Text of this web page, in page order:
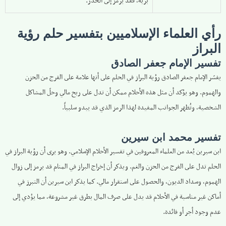
رأي العلماء الإسلاميين بتفسير حلم رؤية
البراز
تفسير الإمام جعفر الصادق
يفسّر الإمام جعفر الصادق رؤية البراز في الحلم على أنها علامة على الفرج من الحزن
والهموم. وهو يؤكد أن مثل هذه الأحلام ممكن أن تدل على ربح مالي وحلّ المشاكل
الشخصية، وتُظهر الجوانب المفيدة لهذا الرمز الذي قد يبدو سلبياً.
تفسير محمد ابن سيرين
ابن سيرين يُعد من العلماء المعروفين في تفسير الأحلام الإسلامي. وهو يرى أن رؤية البراز في
الحلم تدل على الفرج من الحزن والغم. ويذكر أن إخراج البراز في المنام قد يرمز إلى زوال
الهموم، وسداد الديون، والحصول على استقرار مالي. كما يذكر ابن سيرين أن التبرز في
أماكن غير مناسبة في الأحلام قد يدل على صرف المال بطرق غير مشروعة، مما يؤدي إلى
عدم وجود أجر أو فائدة.